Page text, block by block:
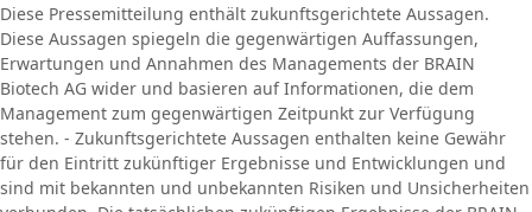
Diese Pressemitteilung enthält zukunftsgerichtete Aussagen.
Diese Aussagen spiegeln die gegenwärtigen Auffassungen,
Erwartungen und Annahmen des Managements der BRAIN
Biotech AG wider und basieren auf Informationen, die dem
Management zum gegenwärtigen Zeitpunkt zur Verfügung
stehen. - Zukunftsgerichtete Aussagen enthalten keine Gewähr
für den Eintritt zukünftiger Ergebnisse und Entwicklungen und
sind mit bekannten und unbekannten Risiken und Unsicherheiten